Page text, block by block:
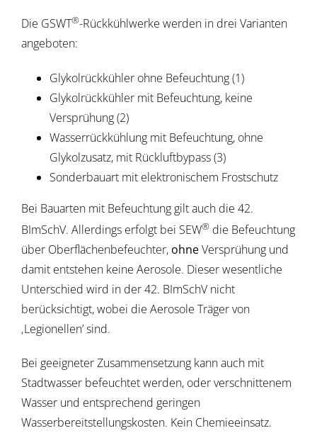
Die GSWT®-Rückkühlwerke werden in drei Varianten
angeboten:
Glykolrückkühler ohne Befeuchtung (1)
Glykolrückkühler mit Befeuchtung, keine
Versprühung (2)
Wasserrückkühlung mit Befeuchtung, ohne
Glykolzusatz, mit Rückluftbypass (3)
Sonderbauart mit elektronischem Frostschutz
Bei Bauarten mit Befeuchtung gilt auch die 42.
BImSchV. Allerdings erfolgt bei SEW®die Befeuchtung
über Oberflächenbefeuchter, ohneVersprühung und
damit entstehen keine Aerosole. Dieser wesentliche
Unterschied wird in der 42. BImSchV nicht
berücksichtigt, wobei die Aerosole Träger von
‚Legionellen’ sind.
Bei geeigneter Zusammensetzung kann auch mit
Stadtwasser befeuchtet werden, oder verschnittenem
Wasser und entsprechend geringen
Wasserbereitstellungskosten. Kein Chemieeinsatz.